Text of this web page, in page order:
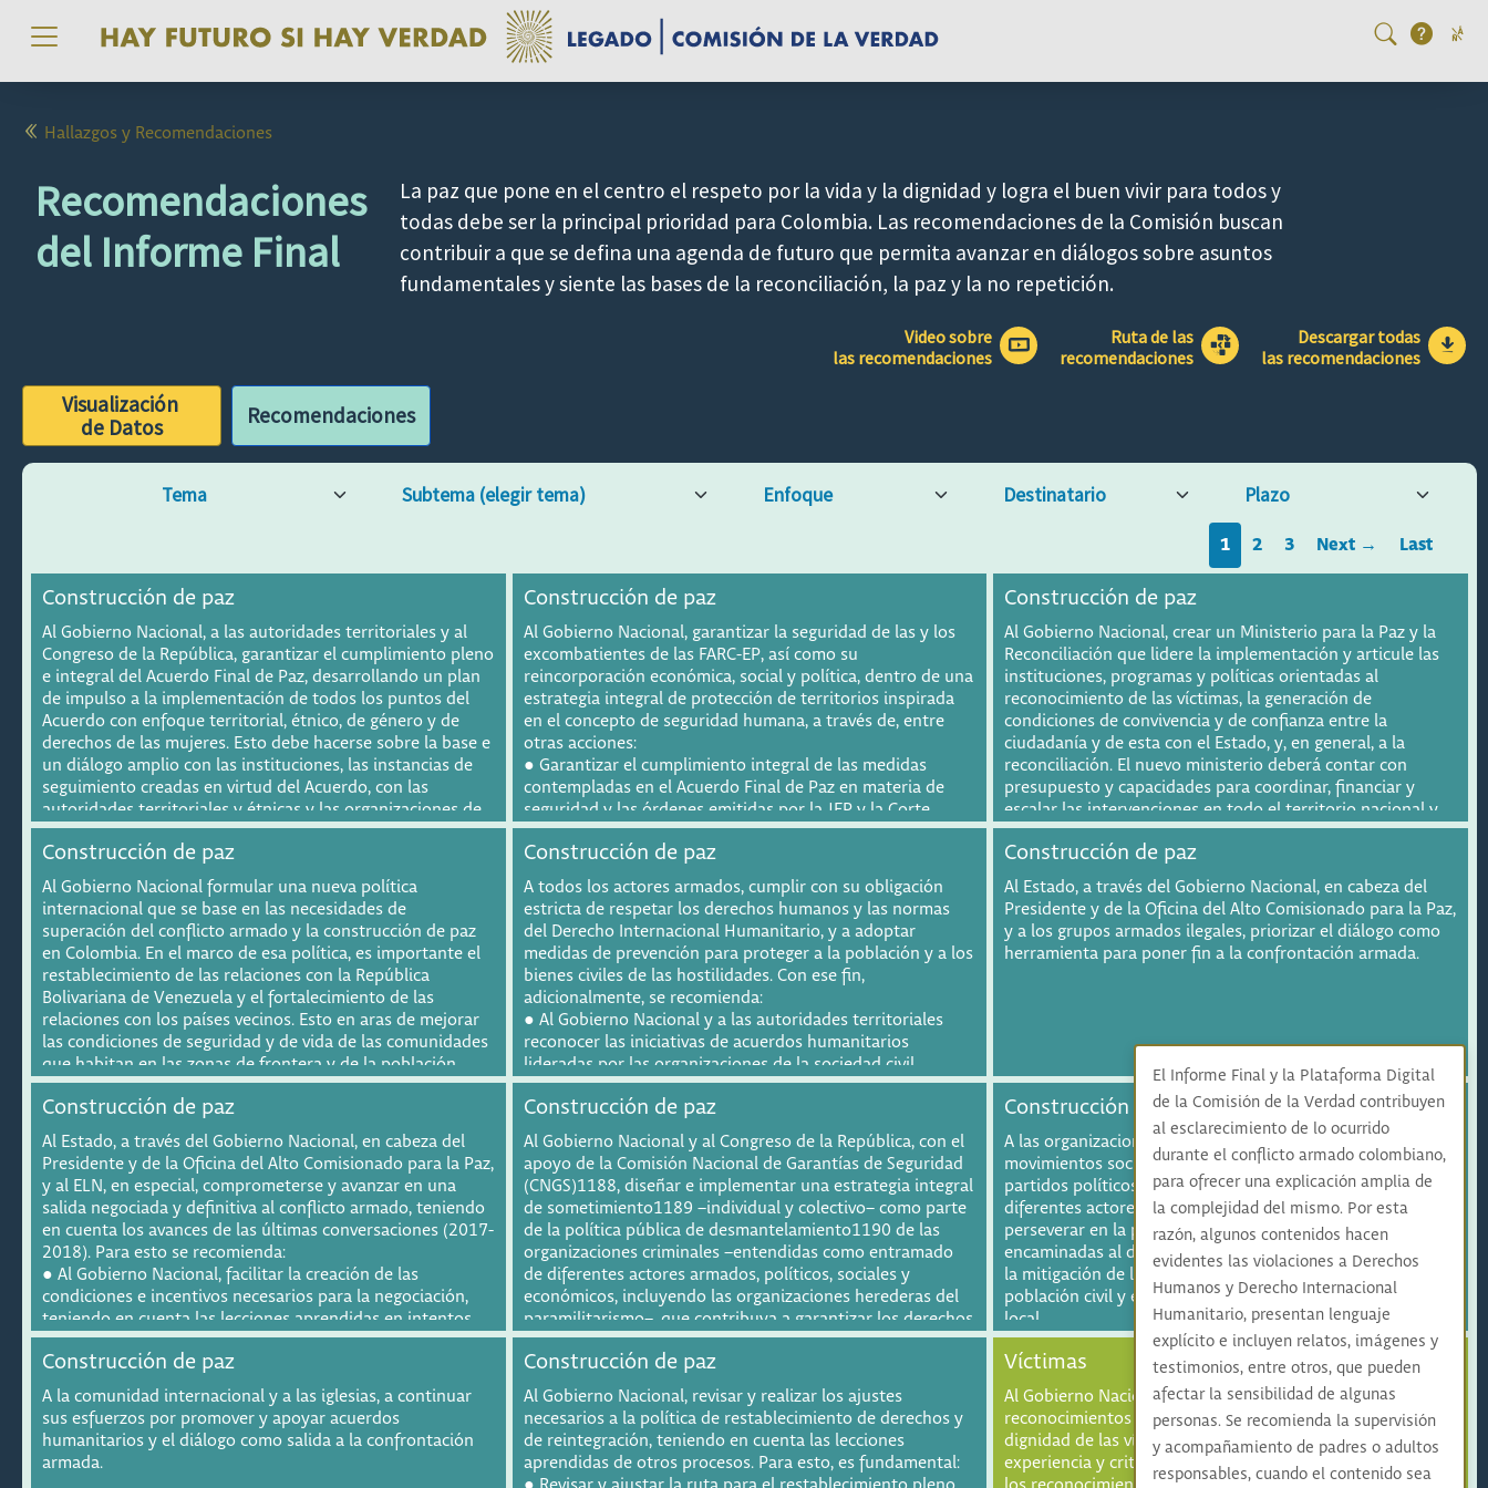
Pasar al contenido principal
Hallazgos y Recomendaciones
Recomendaciones
del Informe Final
La paz que pone en el centro el respeto por la vida y la dignidad y logra el buen vivir para todos y
todas debe ser la principal prioridad para Colombia. Las recomendaciones de la Comisión buscan
contribuir a que se defina una agenda de futuro que permita avanzar en diálogos sobre asuntos
fundamentales y siente las bases de la reconciliación, la paz y la no repetición.
Descargar todas
las recomendaciones
Ruta de las
recomendaciones
Video sobre
las recomendaciones
Visualización
de Datos
Recomendaciones
1 2 3 Next → Last
Construcción de paz
Al Gobierno Nacional, a las autoridades territoriales y al
Congreso de la República, garantizar el cumplimiento pleno
e integral del Acuerdo Final de Paz, desarrollando un plan
de impulso a la implementación de todos los puntos del
Acuerdo con enfoque territorial, étnico, de género y de
derechos de las mujeres. Esto debe hacerse sobre la base e
un diálogo amplio con las instituciones, las instancias de
seguimiento creadas en virtud del Acuerdo, con las
autoridades territoriales y étnicas y las organizaciones de
la sociedad civil nacionales y locales que han venido
haciendo seguimiento a la implementación y que permita,
entre otros:
● Establecer tiempos, recursos y objetivos de corto,
mediano y largo plazo que den claridad frente al horizonte
de la implementación, y fortalecer el seguimiento con
indicadores e informes públicos y periódicos con enfoque
territorial, étnico, de género y de derechos de las mujeres.
● Profundizar la participación informada e incidente de los
diversos sectores sociales como principio transversal y
condición necesaria en cada una de las etapas de la
implementación para avanzar en la construcción de paz
territorial.
● Avanzar con mayor celeridad en la implementación de las
disposiciones del capítulo étnico y de las medidas de
género.
● Incrementar la financiación para aumentar la cobertura e
impacto del conjunto de medidas del Acuerdo.
● Garantizar la articulación de la implementación con la
estrategia de seguridad (ver recomendaciones seguridad).
Construcción de paz
Al Gobierno Nacional, garantizar la seguridad de las y los
excombatientes de las FARC-EP, así como su
reincorporación económica, social y política, dentro de una
estrategia integral de protección de territorios inspirada
en el concepto de seguridad humana, a través de, entre
otras acciones:
● Garantizar el cumplimiento integral de las medidas
contempladas en el Acuerdo Final de Paz en materia de
seguridad y las órdenes emitidas por la JEP y la Corte
Constitucional, e implementar medidas para la atención a
viudas, hijas e hijos de excombatientes asesinados.
● Reglamentar y poner en marcha el Sistema Nacional de
Reincorporación con una participación efectiva de los
excombatientes, garantizando su implementación con
enfoque diferencial, de género y étnico.
● Dar celeridad al acceso a tierras, vivienda y proyectos
productivos, y garantizar la y garantizar la sostenibilidad
de estos últimos, ya sean individuales o colectivos.
Construcción de paz
Al Gobierno Nacional, crear un Ministerio para la Paz y la
Reconciliación que lidere la implementación y articule las
instituciones, programas y políticas orientadas al
reconocimiento de las víctimas, la generación de
condiciones de convivencia y de confianza entre la
ciudadanía y de esta con el Estado, y, en general, a la
reconciliación. El nuevo ministerio deberá contar con
presupuesto y capacidades para coordinar, financiar y
escalar las intervenciones en todo el territorio nacional y
con otros entes del gobierno y del Estado. Para lo anterior,
se deberá fortalecer y garantizar el rol de asesoría y
acompañamiento que cumple el Consejo Nacional de Paz y
los Consejos Territoriales.
Construcción de paz
Al Gobierno Nacional formular una nueva política
internacional que se base en las necesidades de
superación del conflicto armado y la construcción de paz
en Colombia. En el marco de esa política, es importante el
restablecimiento de las relaciones con la República
Bolivariana de Venezuela y el fortalecimiento de las
relaciones con los países vecinos. Esto en aras de mejorar
las condiciones de seguridad y de vida de las comunidades
que habitan en las zonas de frontera y de la población
migrante, en general.
Construcción de paz
A todos los actores armados, cumplir con su obligación
estricta de respetar los derechos humanos y las normas
del Derecho Internacional Humanitario, y a adoptar
medidas de prevención para proteger a la población y a los
bienes civiles de las hostilidades. Con ese fin,
adicionalmente, se recomienda:
● Al Gobierno Nacional y a las autoridades territoriales
reconocer las iniciativas de acuerdos humanitarios
lideradas por las organizaciones de la sociedad civil.
● Al Gobierno y a las autoridades territoriales, promover la
realización de acuerdos humanitarios en los territorios
más afectados por el conflicto armado con la participación
de las comunidades.
● A los actores armados respetar y garantizar la labor que
desempeñan los organismos humanitarios nacionales e
internacionales y a la misión médica en el territorio.
● Al Gobierno Nacional, con el apoyo de las organizaciones
civiles de desminado, avanzar en el desminado humanitario
en cumplimiento de los compromisos internacionales,
priorizando las zonas más afectadas por la presencia de
minas antipersona y municiones sin explotar. Exigimos a
los grupos armados ilegales cesar las afectaciones a la
población civil, las comunidades y los territorios y los
invitamos a adoptar medidas y gestos unilaterales que
contribuyan al desescalamiento de la confrontación
armada.
Construcción de paz
Al Estado, a través del Gobierno Nacional, en cabeza del
Presidente y de la Oficina del Alto Comisionado para la Paz,
y a los grupos armados ilegales, priorizar el diálogo como
herramienta para poner fin a la confrontación armada.
Construcción de paz
Al Estado, a través del Gobierno Nacional, en cabeza del
Presidente y de la Oficina del Alto Comisionado para la Paz,
y al ELN, en especial, comprometerse y avanzar en una
salida negociada y definitiva al conflicto armado, teniendo
en cuenta los avances de las últimas conversaciones (2017-
2018). Para esto se recomienda:
● Al Gobierno Nacional, facilitar la creación de las
condiciones e incentivos necesarios para la negociación,
teniendo en cuenta las lecciones aprendidas en intentos
pasados. Específicamente, se sugiere (i) reconocer el
«Protocolo establecido en caso de ruptura de la
negociación de diálogos de paz Gobierno colombiano-ELN»
y (ii) impulsar iniciativas y espacios regionales de diálogos
enfocados en la mitigación de los impactos humanitarios
de la confrontación y el abordaje de los factores
estructurales de persistencia del conflicto armado.
Construcción de paz
Al Gobierno Nacional y al Congreso de la República, con el
apoyo de la Comisión Nacional de Garantías de Seguridad
(CNGS)1188, diseñar e implementar una estrategia integral
de sometimiento1189 –individual y colectivo– como parte
de la política pública de desmantelamiento1190 de las
organizaciones criminales –entendidas como entramado
de diferentes actores armados, políticos, sociales y
económicos, incluyendo las organizaciones herederas del
paramilitarismo–, que contribuya a garantizar los derechos
de las víctimas a la verdad, la justicia, la reparación y la no
repetición. Para esto, se recomienda:
● Fortalecer el análisis de contexto, la caracterización y el
diagnóstico de los diferentes grupos, sus tipologías, su
estructura, sus motivaciones y sus formas de financiación y
objetivos, con el fin de responder a las particularidades de
la criminalidad organizada.
Construcción de paz
A las organizaciones de la sociedad civil y a los
movimientos sociales por la paz, a los empresarios y a los
partidos políticos, a rechazar la lucha armada y exigir a los
diferentes actores poner fin a la confrontación. También a
perseverar en la promoción e impulso de iniciativas
encaminadas al desescalamiento del conflicto armado y a
la mitigación de los impactos de la violencia en la
población civil y en las comunidades a nivel regional y
local.
Construcción de paz
A la comunidad internacional y a las iglesias, a continuar
sus esfuerzos por promover y apoyar acuerdos
humanitarios y el diálogo como salida a la confrontación
armada.
Construcción de paz
Al Gobierno Nacional, revisar y realizar los ajustes
necesarios a la política de restablecimiento de derechos y
de reintegración, teniendo en cuenta las lecciones
aprendidas de otros procesos. Para esto, es fundamental:
Víctimas
Al Gobierno Nacional, asumir el compromiso de liderar los
reconocimientos extrajudiciales de responsabilidad y de la
dignidad de las víctimas sobre la base de los avances,
experiencia y criterios de la Comisión, dando prioridad a
El Informe Final y la Plataforma Digital
de la Comisión de la Verdad contribuyen
al esclarecimiento de lo ocurrido
durante el conflicto armado colombiano,
para ofrecer una explicación amplia de
la complejidad del mismo. Por esta
razón, algunos contenidos hacen
evidentes las violaciones a Derechos
Humanos y Derecho Internacional
Humanitario, presentan lenguaje
explícito e incluyen relatos, imágenes y
testimonios, entre otros, que pueden
afectar la sensibilidad de algunas
personas. Se recomienda la supervisión
y acompañamiento de padres o adultos
responsables, cuando el contenido sea